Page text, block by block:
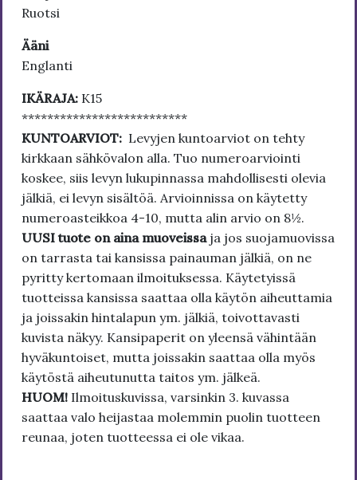
Ruotsi
Ääni
Englanti
IKÄRAJA: K15
**************************
KUNTOARVIOT: Levyjen kuntoarviot on tehty
kirkkaan sähkövalon alla. Tuo numeroarviointi
koskee, siis levyn lukupinnassa mahdollisesti olevia
jälkiä, ei levyn sisältöä. Arvioinnissa on käytetty
numeroasteikkoa 4-10, mutta alin arvio on 8½.
UUSI tuote on aina muoveissa ja jos suojamuovissa
on tarrasta tai kansissa painauman jälkiä, on ne
pyritty kertomaan ilmoituksessa. Käytetyissä
tuotteissa kansissa saattaa olla käytön aiheuttamia
ja joissakin hintalapun ym. jälkiä, toivottavasti
kuvista näkyy. Kansipaperit on yleensä vähintään
hyväkuntoiset, mutta joissakin saattaa olla myös
käytöstä aiheutunutta taitos ym. jälkeä.
HUOM! Ilmoituskuvissa, varsinkin 3. kuvassa
saattaa valo heijastaa molemmin puolin tuotteen
reunaa, joten tuotteessa ei ole vikaa.